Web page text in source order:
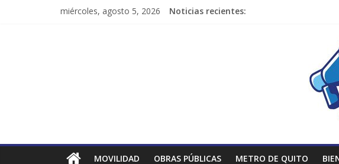
miércoles, agosto 5, 2026 Noticias recientes:
MOVILIDAD OBRAS PÚBLICAS METRO DE QUITO